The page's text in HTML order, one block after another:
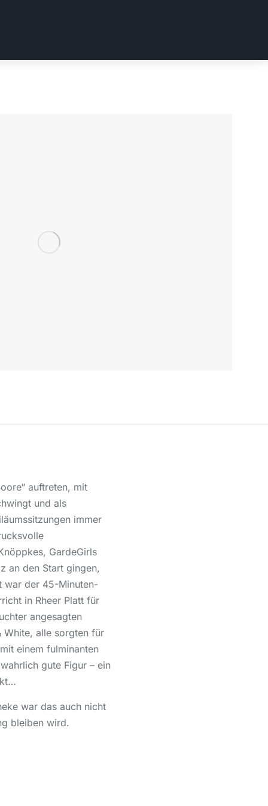
auftreten, mit
und als
immer
GardeGirls
an den Start gingen,
war der 45-Minuten-
in Rheer Platt für
angesagten
White, alle sorgten für
einem fulminanten
gute Figur – ein
war das auch nicht
bleiben wird.